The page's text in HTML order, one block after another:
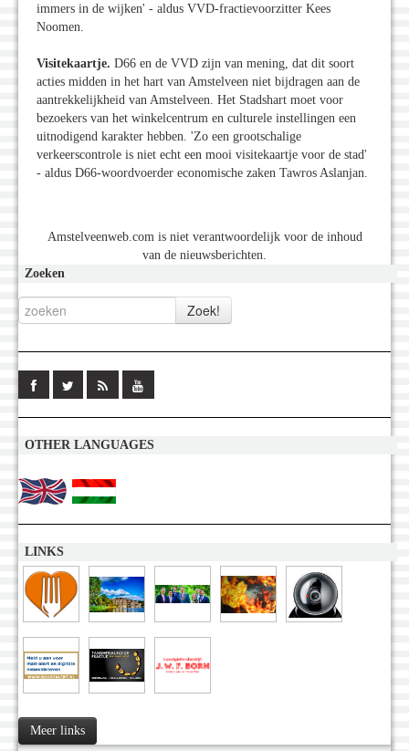
immers in de wijken' - aldus VVD-fractievoorzitter Kees
Noomen.
Visitekaartje. D66 en de VVD zijn van mening, dat dit soort
acties midden in het hart van Amstelveen niet bijdragen aan de
aantrekkelijkheid van Amstelveen. Het Stadshart moet voor
bezoekers van het winkelcentrum en culturele instellingen een
uitnodigend karakter hebben. 'Zo een grootschalige
verkeerscontrole is niet echt een mooi visitekaartje voor de stad'
- aldus D66-woordvoerder economische zaken Tawros Aslanjan.
Amstelveenweb.com is niet verantwoordelijk voor de inhoud
van de nieuwsberichten.
Zoeken
OTHER LANGUAGES
LINKS
Meer links